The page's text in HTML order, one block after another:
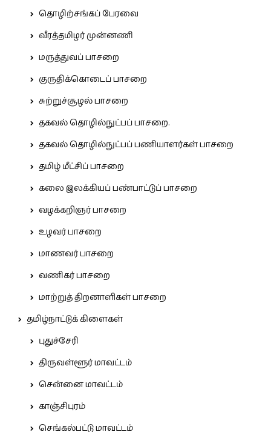
தொழிற்சங்கப் பேரவை
வீரத்தமிழர் முன்னணி
மருத்துவப் பாசறை
குருதிக்கொடைப் பாசறை
சுற்றுச்சூழல் பாசறை
தகவல் தொழில்நுட்பப் பாசறை.
தகவல் தொழில்நுட்பப் பணியாளர்கள் பாசறை
தமிழ் மீட்சிப் பாசறை
கலை இலக்கியப் பண்பாட்டுப் பாசறை
வழக்கறிஞர் பாசறை
உழவர் பாசறை
மாணவர் பாசறை
வணிகர் பாசறை
மாற்றுத் திறனாளிகள் பாசறை
தமிழ்நாட்டுக் கிளைகள்
புதுச்சேரி
திருவள்ளூர் மாவட்டம்
சென்னை மாவட்டம்
காஞ்சிபுரம்
செங்கல்பட்டு மாவட்டம்